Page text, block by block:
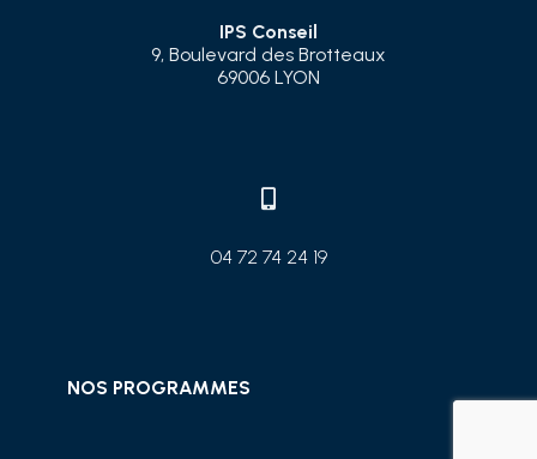
IPS Conseil
9, Boulevard des Brotteaux
69006 LYON

04 72 74 24 19
NOS PROGRAMMES